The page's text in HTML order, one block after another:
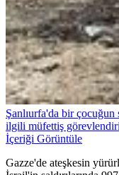
Şanlıurfa'da bir çocuğun
ilgili müfettiş
İçeriği Görüntüle
Gazze'de ateşkesin